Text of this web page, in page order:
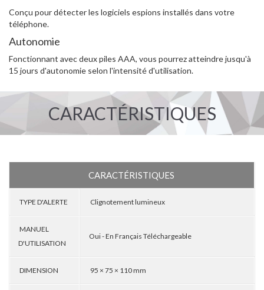
Conçu pour détecter les logiciels espions installés dans votre
téléphone.
Autonomie
Fonctionnant avec deux piles AAA, vous pourrez atteindre jusqu'à
15 jours d'autonomie selon l'intensité d'utilisation.
CARACTÉRISTIQUES
CARACTÉRISTIQUES
TYPE D'ALERTE Clignotement lumineux
MANUEL
D'UTILISATION
Oui - En Français Téléchargeable
DIMENSION 95 × 75 × 110 mm